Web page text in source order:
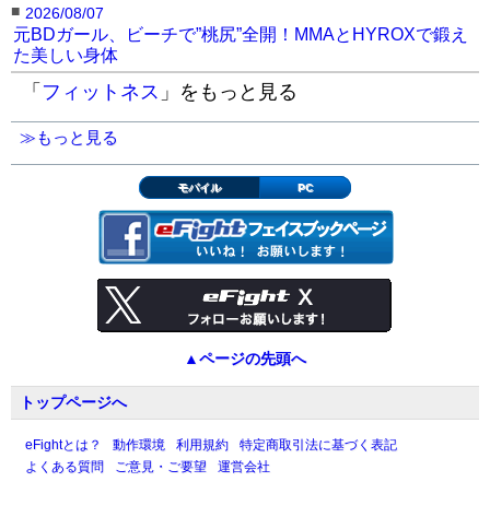
■ 2026/08/07
元BDガール、ビーチで”桃尻”全開！MMAとHYROXで鍛え
た美しい身体
「 フィットネス 」をもっと見る
≫もっと見る
モバイル PC
▲ページの先頭へ
トップページへ
eFightとは？ 動作環境 利用規約
特定商取引法に基づく表記
よくある質問
ご意見・ご要望 運営会社